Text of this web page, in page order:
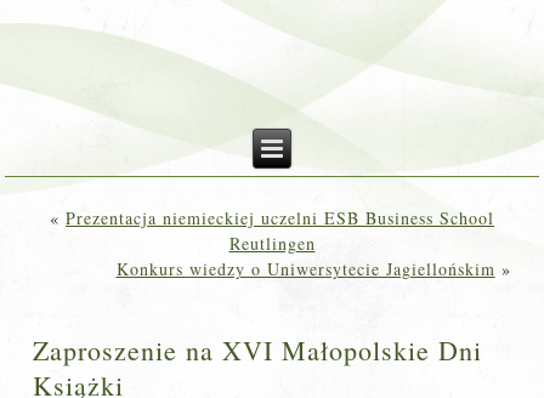
« Prezentacja niemieckiej uczelni ESB Business School
Reutlingen
Konkurs wiedzy o Uniwersytecie Jagiellońskim »
Zaproszenie na XVI Małopolskie Dni
Książki